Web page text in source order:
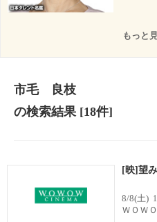
もっと
市毛 良枝
の検索結果[18件]
[映]望
8/8(土)
ＷＯＷ